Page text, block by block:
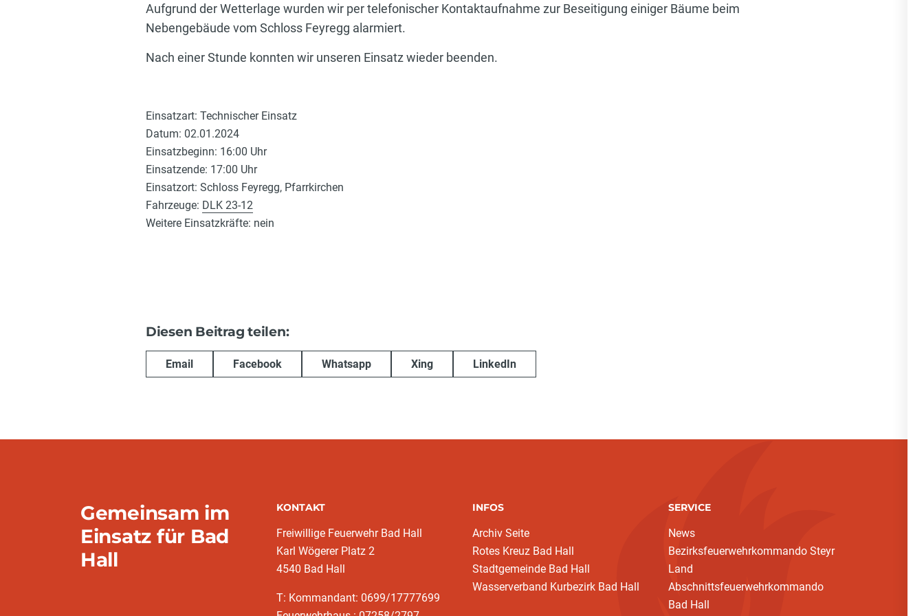
Aufgrund der Wetterlage wurden wir per telefonischer Kontaktaufnahme zur Beseitigung einiger Bäume beim
Nebengebäude vom Schloss Feyregg alarmiert.
Nach einer Stunde konnten wir unseren Einsatz wieder beenden.
Einsatzart: Technischer Einsatz
Datum: 02.01.2024
Einsatzbeginn: 16:00 Uhr
Einsatzende: 17:00 Uhr
Einsatzort: Schloss Feyregg, Pfarrkirchen
Fahrzeuge: DLK 23-12
Weitere Einsatzkräfte: nein
Diesen Beitrag teilen:
Email Facebook Whatsapp Xing LinkedIn
Gemeinsam im
Einsatz für Bad
Hall
KONTAKT
Freiwillige Feuerwehr Bad Hall
Karl Wögerer Platz 2
4540 Bad Hall
T: Kommandant: 0699/17777699
INFOS
Archiv Seite
Rotes Kreuz Bad Hall
Stadtgemeinde Bad Hall
Wasserverband Kurbezirk Bad Hall
SERVICE
News
Bezirksfeuerwehrkommando Steyr
Land
Abschnittsfeuerwehrkommando
Bad Hall